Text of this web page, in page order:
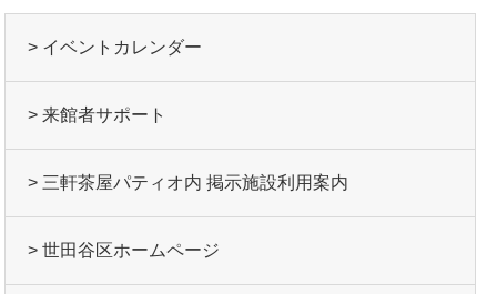
> イベントカレンダー
> 来館者サポート
> 三軒茶屋パティオ内 掲示施設利用案内
> 世田谷区ホームページ